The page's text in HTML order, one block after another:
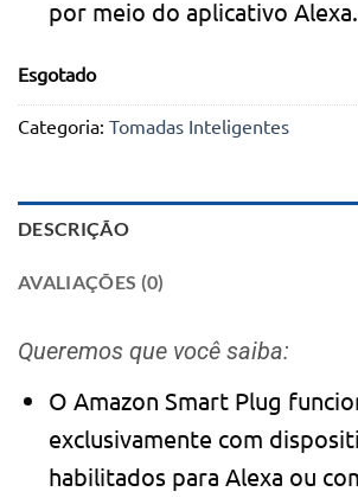
por meio do aplicativo Alexa.
Esgotado
Categoria: Tomadas Inteligentes
DESCRIÇÃO
AVALIAÇÕES (0)
Queremos que você saiba:
O Amazon Smart Plug
exclusivamente com
habilitados para Alexa ou